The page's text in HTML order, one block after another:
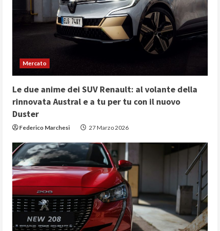
Mercato
Le due anime dei SUV Renault: al volante della
rinnovata Austral e a tu per tu con il nuovo
Duster
Federico Marchesi 27 Marzo 2026